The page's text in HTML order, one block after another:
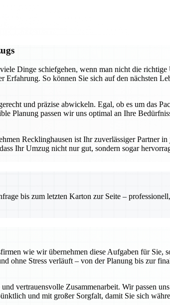
Dinge schiefgehen, wenn man nicht die richtige
So können Sie sich auf den nächsten
und präzise abwickeln. Egal, ob es um das
Planung passen wir uns optimal an Ihre
Recklinghausen ist Ihr zuverlässiger Partner
Ihr Umzug nicht nur gut, sondern sogar
bis zum letzten Karton zur Seite –
wie wir übernehmen diese Aufgaben für Sie,
ohne Stress verläuft – von der Planung bis zur
vertrauensvolle Zusammenarbeit. Wir passen
und mit großer Sorgfalt, damit Sie sich